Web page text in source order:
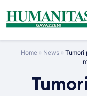
content
Home» News» Tumori